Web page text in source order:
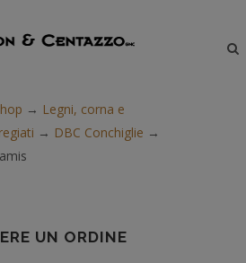
→ Legni, corna e
→ DBC Conchiglie →
UN ORDINE